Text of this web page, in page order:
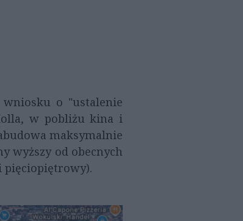
o "ustalenie
w pobliżu kina i
maksymalnie
wyższy od obecnych
pięciopiętrowy).